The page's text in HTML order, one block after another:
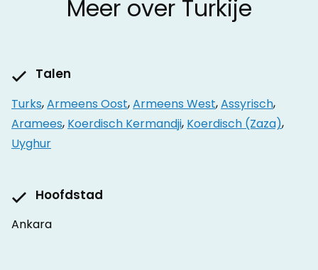
Meer over Turkije
Talen
Turks,Armeens Oost,Armeens West,Assyrisch,
Aramees, Koerdisch Kermandji, Koerdisch (Zaza),
Uyghur
Hoofdstad
Ankara